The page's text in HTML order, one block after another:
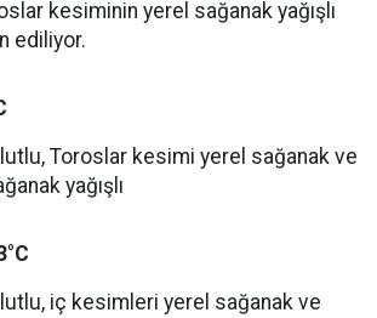
kesiminin yerel sağanak yağışlı
ediliyor.
Toroslar kesimi yerel sağanak ve
yağışlı
iç kesimleri yerel sağanak ve